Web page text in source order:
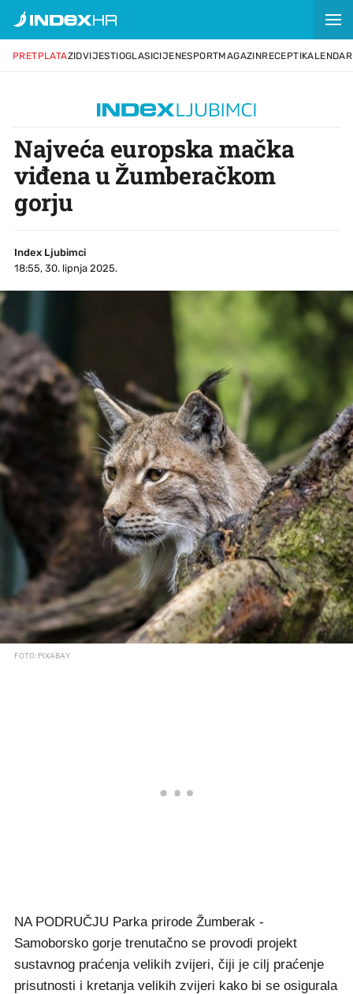
PRETPLATAZIDVIJESTIOGLASICIJENESPORTMAGAZINRECEPTIKALENDAR
Najveća europska mačka
viđena u Žumberačkom
gorju
Index Ljubimci
18:55, 30. lipnja 2025.
FOTO: PIXABAY
NA PODRUČJU Parka prirode Žumberak -
Samoborsko gorje trenutačno se provodi projekt
sustavnog praćenja velikih zvijeri, čiji je cilj praćenje
prisutnosti i kretanja velikih zvijeri kako bi se osigurala